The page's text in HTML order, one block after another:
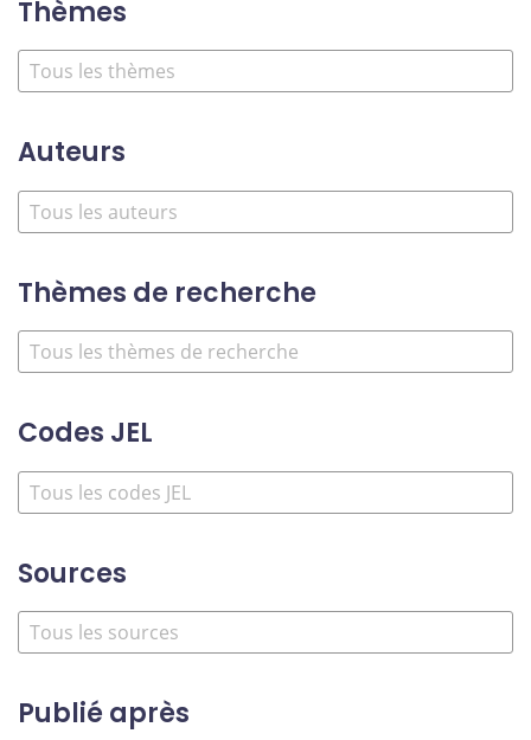
Thèmes
Auteurs
Thèmes de recherche
Codes JEL
Sources
Publié après